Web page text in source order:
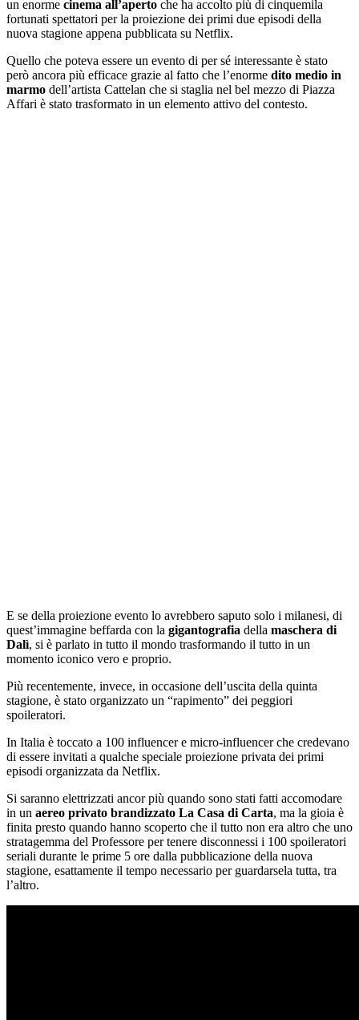
un enorme cinema all’aperto che ha accolto più di cinquemila
fortunati spettatori per la proiezione dei primi due episodi della
nuova stagione appena pubblicata su Netflix.
Quello che poteva essere un evento di per sé interessante è stato
però ancora più efficace grazie al fatto che l’enorme dito medio in
marmo dell’artista Cattelan che si staglia nel bel mezzo di Piazza
Affari è stato trasformato in un elemento attivo del contesto.
E se della proiezione evento lo avrebbero saputo solo i milanesi, di
quest’immagine beffarda con la gigantografia della maschera di
Dalì, si è parlato in tutto il mondo trasformando il tutto in un
momento iconico vero e proprio.
Più recentemente, invece, in occasione dell’uscita della quinta
stagione, è stato organizzato un “rapimento” dei peggiori
spoileratori.
In Italia è toccato a 100 influencer e micro-influencer che credevano
di essere invitati a qualche speciale proiezione privata dei primi
episodi organizzata da Netflix.
Si saranno elettrizzati ancor più quando sono stati fatti accomodare
in un aereo privato brandizzato La Casa di Carta, ma la gioia è
finita presto quando hanno scoperto che il tutto non era altro che uno
stratagemma del Professore per tenere disconnessi i 100 spoileratori
seriali durante le prime 5 ore dalla pubblicazione della nuova
stagione, esattamente il tempo necessario per guardarsela tutta, tra
l’altro.